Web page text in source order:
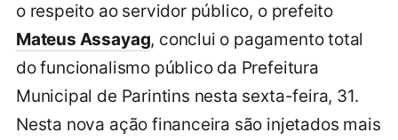
o respeito ao servidor público, o prefeito
Mateus Assayag, conclui o pagamento total
do funcionalismo público da Prefeitura
Municipal de Parintins nesta sexta-feira, 31.
Nesta nova ação financeira são injetados mais